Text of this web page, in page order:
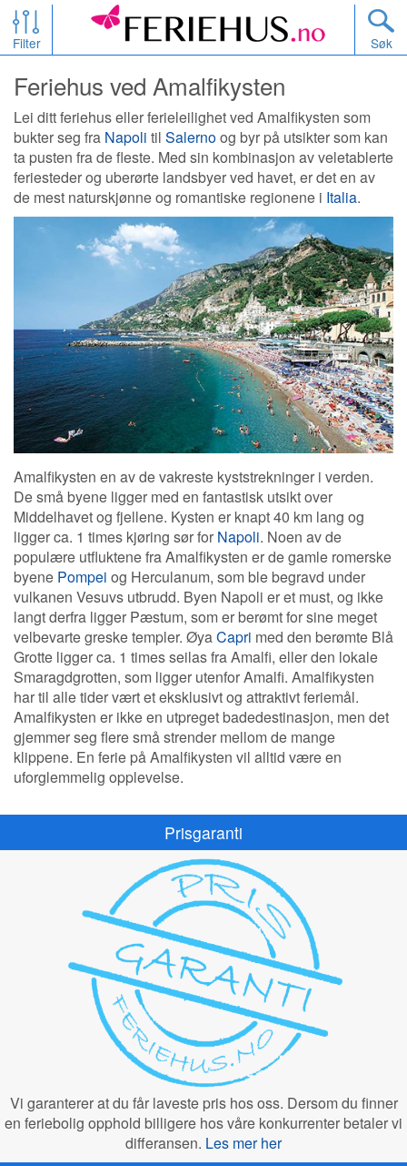
Filter Søk
Feriehus ved Amalfikysten
Lei ditt feriehus eller ferieleilighet ved Amalfikysten som
bukter seg fra Napoli til Salernoog byr på utsikter som kan
ta pusten fra de fleste. Med sin kombinasjon av veletablerte
feriesteder og uberørte landsbyer ved havet, er det en av
de mest naturskjønne og romantiske regionene i Italia.
Amalfikysten en av de vakreste kyststrekninger i verden.
De små byene ligger med en fantastisk utsikt over
Middelhavet og fjellene. Kysten er knapt 40 km lang og
ligger ca. 1 times kjøring sør for Napoli. Noen av de
populære utfluktene fra Amalfikysten er de gamle romerske
byene Pompei og Herculanum, som ble begravd under
vulkanen Vesuvs utbrudd. Byen Napoli er et must, og ikke
langt derfra ligger Pæstum, som er berømt for sine meget
velbevarte greske templer. ØyaCapri med den berømte Blå
Grotte ligger ca. 1 times seilas fra Amalfi, eller den lokale
Smaragdgrotten, som ligger utenfor Amalfi. Amalfikysten
har til alle tider vært et eksklusivt og attraktivt feriemål.
Amalfikysten er ikke en utpreget badedestinasjon, men det
gjemmer seg flere små strender mellom de mange
klippene. En ferie på Amalfikysten vil alltid være en
uforglemmelig opplevelse.
Prisgaranti
Vi garanterer at du får laveste pris hos oss. Dersom du finner
en feriebolig opphold billigere hos våre konkurrenter betaler vi
differansen. Les mer her